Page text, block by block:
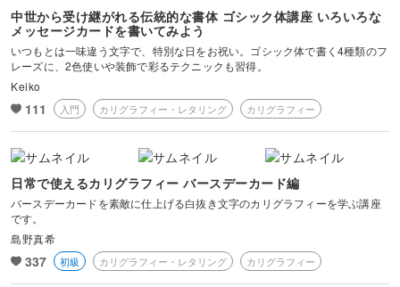
中世から受け継がれる伝統的な書体 ゴシック体講座 いろいろな
メッセージカードを書いてみよう
いつもとは一味違う文字で、特別な日をお祝い。ゴシック体で書く4種類のフ
レーズに、2色使いや装飾で彩るテクニックも習得。
Keiko
111 入門 カリグラフィー・レタリング カリグラフィー
日常で使えるカリグラフィー バースデーカード編
バースデーカードを素敵に仕上げる白抜き文字のカリグラフィーを学ぶ講座
です。
島野真希
337 初級 カリグラフィー・レタリング カリグラフィー